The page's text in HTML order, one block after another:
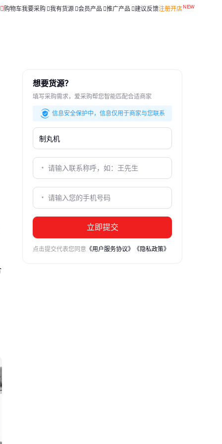
购物车我要采购 我有货源 会员产品 推广产品 建议反馈注册开店
想要货源？
填写采购需求，爱采购帮您智能匹配合适商家
信息安全保护中，信息仅用于商家与您联系
立即提交
点击提交代表您同意 《用户服务协议》 《隐私政策》